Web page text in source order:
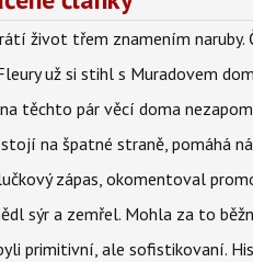
život třem znamením
už si stihl s Muradovem
těchto pár věcí doma
stojí na špatné straně, pomáhá
zápas, okomentoval
sýr a zemřel. Mohla za to
primitivní, ale sofistikovaní.